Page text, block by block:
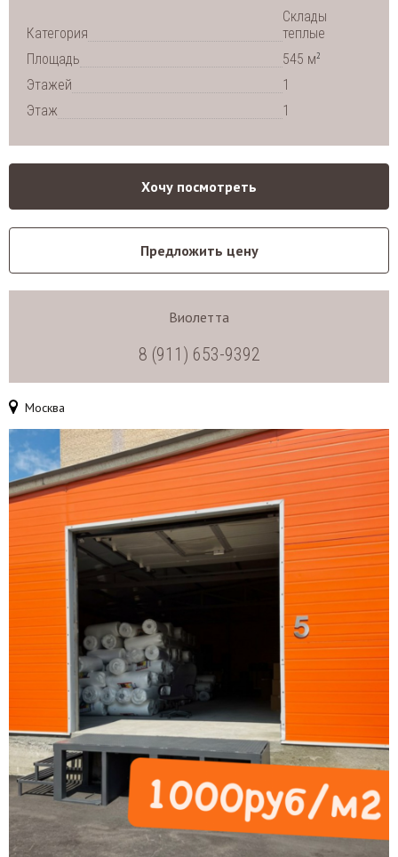
Категория
Склады
теплые
Площадь
545 м2
Этажей
1
Этаж
1
Хочу посмотреть
Предложить цену
Виолетта
8 (911) 653-9392
Москва